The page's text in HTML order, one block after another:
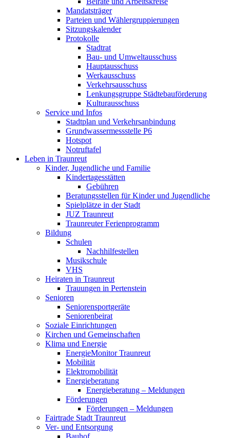
Mandatsträger
Parteien und Wählergruppierungen
Sitzungskalender
Protokolle
Stadtrat
Bau- und Umweltausschuss
Hauptausschuss
Werkausschuss
Verkehrsausschuss
Lenkungsgruppe Städtebauförderung
Kulturausschuss
Service und Infos
Stadtplan und Verkehrsanbindung
Grundwassermessstelle P6
Hotspot
Notruftafel
Leben in Traunreut
Kinder, Jugendliche und Familie
Kindertagesstätten
Gebühren
Beratungsstellen für Kinder und Jugendliche
Spielplätze in der Stadt
JUZ Traunreut
Traunreuter Ferienprogramm
Bildung
Schulen
Nachhilfestellen
Musikschule
VHS
Heiraten in Traunreut
Trauungen in Pertenstein
Senioren
Seniorensportgeräte
Seniorenbeirat
Soziale Einrichtungen
Kirchen und Gemeinschaften
Klima und Energie
EnergieMonitor Traunreut
Mobilität
Elektromobilität
Energieberatung
Energieberatung – Meldungen
Förderungen
Förderungen – Meldungen
Fairtrade Stadt Traunreut
Ver- und Entsorgung
Bauhof